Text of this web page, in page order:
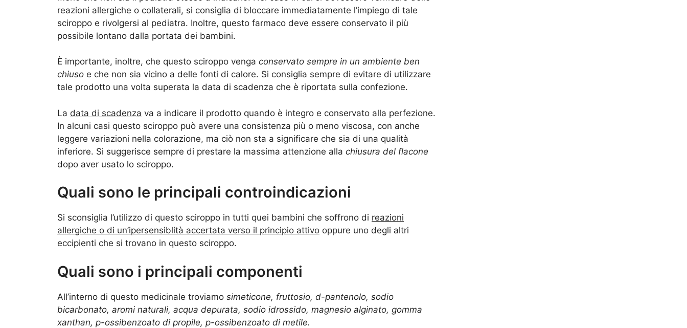
reazioni allergiche o collaterali, si consiglia di bloccare immediatamente l’impiego di tale
sciroppo e rivolgersi al pediatra. Inoltre, questo farmaco deve essere conservato il più
possibile lontano dalla portata dei bambini.
È importante, inoltre, che questo sciroppo venga conservato sempre in un ambiente ben
chiuso e che non sia vicino a delle fonti di calore. Si consiglia sempre di evitare di utilizzare
tale prodotto una volta superata la data di scadenza che è riportata sulla confezione.
La data di scadenza va a indicare il prodotto quando è integro e conservato alla perfezione.
In alcuni casi questo sciroppo può avere una consistenza più o meno viscosa, con anche
leggere variazioni nella colorazione, ma ciò non sta a significare che sia di una qualità
inferiore. Si suggerisce sempre di prestare la massima attenzione alla chiusura del flacone
dopo aver usato lo sciroppo.
Quali sono le principali controindicazioni
Si sconsiglia l’utilizzo di questo sciroppo in tutti quei bambini che soffrono di reazioni
allergiche o di un’ipersensiblità accertata verso il principio attivo oppure uno degli altri
eccipienti che si trovano in questo sciroppo.
Quali sono i principali componenti
All’interno di questo medicinale troviamo simeticone, fruttosio, d-pantenolo, sodio
bicarbonato, aromi naturali, acqua depurata, sodio idrossido, magnesio alginato, gomma
xanthan, p-ossibenzoato di propile, p-ossibenzoato di metile.